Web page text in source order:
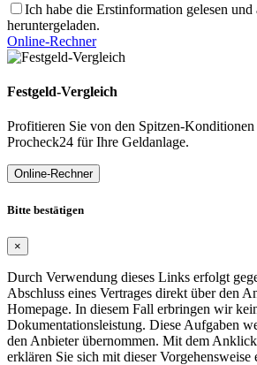
Ich habe die Erstinformation gelesen und
heruntergeladen.
Online-Rechner
Festgeld-Vergleich
Profitieren Sie von den Spitzen-Konditionen
Procheck24 für Ihre Geldanlage.
Online-Rechner
Bitte bestätigen
×
Durch Verwendung dieses Links erfolgt
Abschluss eines Vertrages direkt über den
Homepage. In diesem Fall erbringen wir
Dokumentationsleistung. Diese Aufgaben
den Anbieter übernommen. Mit dem
erklären Sie sich mit dieser Vorgehensweise